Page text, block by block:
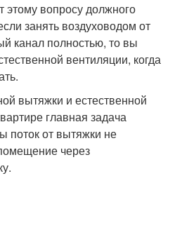
вопросу должного
занять воздуховодом от
канал полностью, то вы
вентиляции, когда
вытяжки и естественной
главная задача
поток от вытяжки не
через